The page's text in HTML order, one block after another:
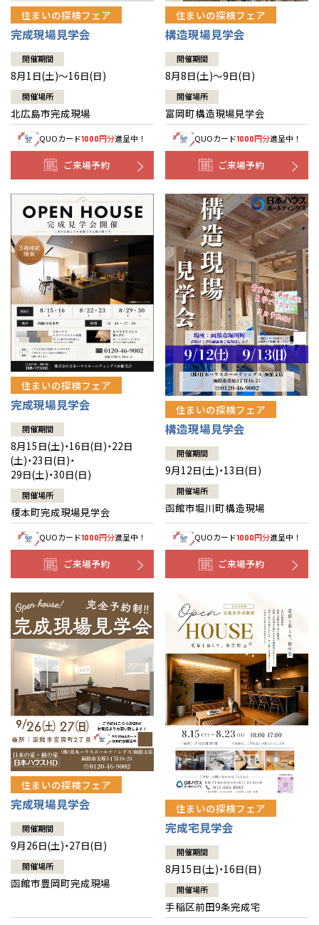
デザイン賞各種受賞
セントラルヒーティング
住まいのお手入れ集
安心の管理体制
ギャラリー
ニュースリリース
代表ごあいさつ
企業理念
会社概要
事業部紹介
IR情報
木材調達指針
グループ会社紹介
CMギャラリー
採用情報
会員サイト
住まいの探検フェア
完成現場見学会
開催期間
8月1日(土)～16日(日)
開催場所
北広島市完成現場
QUOカード1000円分進呈中！
ご来場予約
住まいの探検フェア
構造現場見学会
開催期間
8月8日(土)～9日(日)
開催場所
富岡町構造現場見学会
QUOカード1000円分進呈中！
ご来場予約
住まいの探検フェア
完成現場見学会
開催期間
8月15日(土)・16日(日)・22日
(土)・23日(日)・
29日(土)・30日(日)
開催場所
榎本町完成現場見学会
QUOカード1000円分進呈中！
ご来場予約
住まいの探検フェア
構造現場見学会
開催期間
9月12日(土)・13日(日)
開催場所
函館市堀川町構造現場
QUOカード1000円分進呈中！
ご来場予約
住まいの探検フェア
完成現場見学会
開催期間
9月26日(土)・27日(日)
開催場所
函館市豊岡町完成現場
住まいの探検フェア
完成宅見学会
開催期間
8月15日(土)・16日(日)
開催場所
手稲区前田9条完成宅